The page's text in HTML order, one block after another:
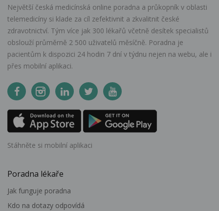
Největší česká medicínská online poradna a průkopník v oblasti
telemedicíny si klade za cíl zefektivnit a zkvalitnit české
zdravotnictví. Tým více jak 300 lékařů včetně desítek specialistů
obslouží průměrně 2 500 uživatelů měsíčně. Poradna je
pacientům k dispozici 24 hodin 7 dní v týdnu nejen na webu, ale i
přes mobilní aplikaci.
Stáhněte si mobilní aplikaci
Poradna lékaře
Jak funguje poradna
Kdo na dotazy odpovídá